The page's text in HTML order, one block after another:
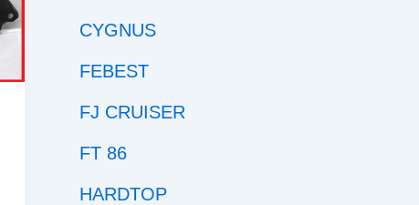
CYGNUS
FEBEST
FJ CRUISER
FT 86
HARDTOP